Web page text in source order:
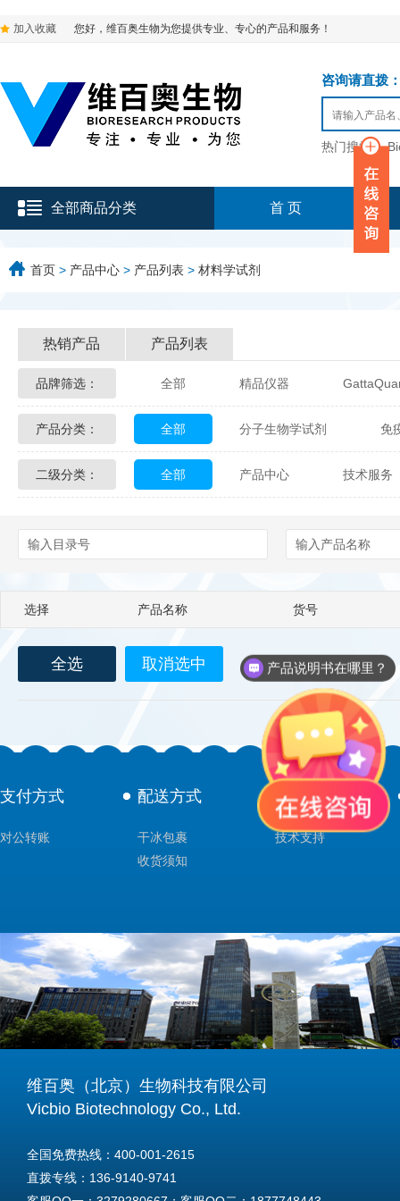
加入收藏 您好，维百奥生物为您提供专业、专心的产品和服务！
咨询请直拨
热门搜索：
全部商品分类 首 页
首页 > 产品中心 > 产品列表 > 材料学试剂
热销产品 产品列表
品牌筛选： 全部 精品仪器
Glycon Biochem Sterlitech
Echelon Biosciences Verichem
Biotez Berlin Diametra
Berry & Associates Zedira
LGC Maine Standards Biolife
Abbexa AbD Serotec
产品分类： 全部 分子生物学试剂 免
化学及生物化学试剂 材料学试剂
二级分类： 全部 产品中心 技术服务
选择 产品名称 货号
全选 取消选中
支付方式
对公转账
配送方式
干冰包裹
收货须知
售后服务
技术支持
维百奥（北京）生物科技有限公司
Vicbio Biotechnology Co., Ltd.
全国免费热线：400-001-2615
直拨专线：136-9140-9741
产品说明书在哪里？
如何下单？